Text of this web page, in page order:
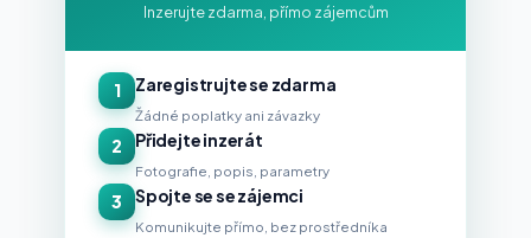
Inzerujte zdarma, přímo zájemcům
1 Zaregistrujte se zdarma
Žádné poplatky ani závazky
2 Přidejte inzerát
Fotografie, popis, parametry
3 Spojte se se zájemci
Komunikujte přímo, bez prostředníka